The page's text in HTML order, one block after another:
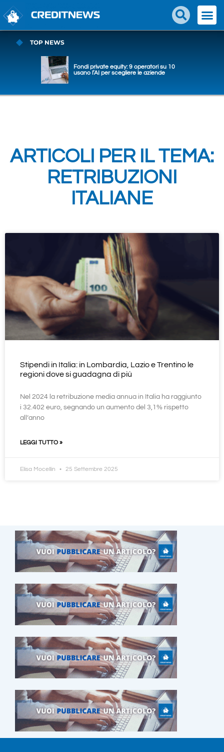
TOP NEWS
Fondi private equity: 9 operatori su 10
usano l’AI per scegliere le aziende
ARTICOLI PER IL TEMA:
RETRIBUZIONI
ITALIANE
Stipendi in Italia: in Lombardia, Lazio e Trentino le
regioni dove si guadagna di più
Nel 2024 la retribuzione media annua in Italia ha raggiunto
i 32.402 euro, segnando un aumento del 3,1% rispetto
all’anno
LEGGI TUTTO »
Elisa Mocellin 25 Settembre 2025